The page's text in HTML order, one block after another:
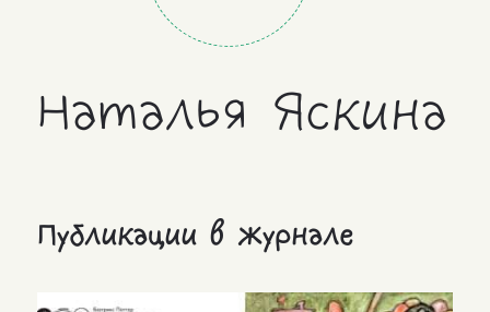
Наталья Яскина
Публикации в журнале